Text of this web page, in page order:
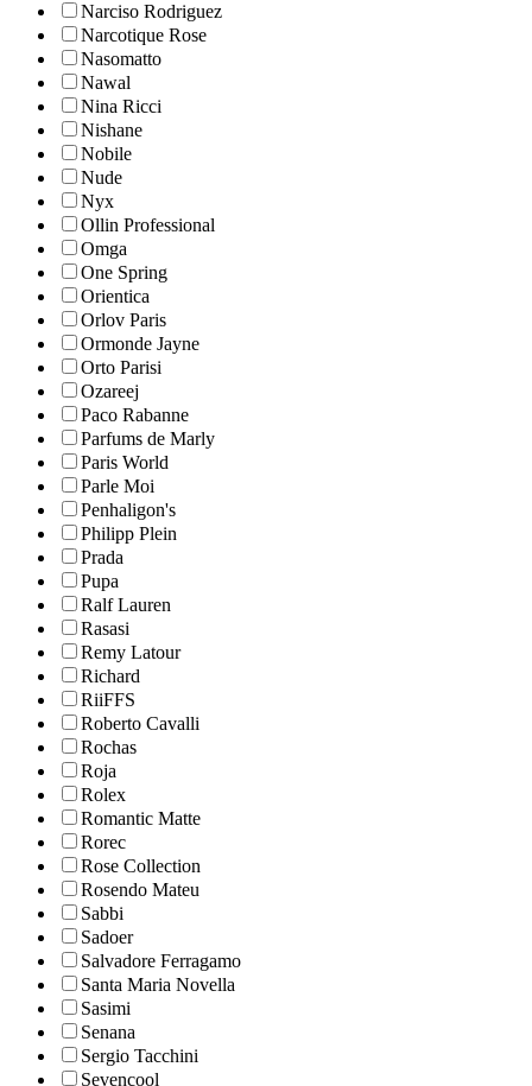
Narciso Rodriguez
Narcotique Rose
Nasomatto
Nawal
Nina Ricci
Nishane
Nobile
Nude
Nyx
Ollin Professional
Omga
One Spring
Orientica
Orlov Paris
Ormonde Jayne
Orto Parisi
Ozareej
Paco Rabanne
Parfums de Marly
Paris World
Parle Moi
Penhaligon's
Philipp Plein
Prada
Pupa
Ralf Lauren
Rasasi
Remy Latour
Richard
RiiFFS
Roberto Cavalli
Rochas
Roja
Rolex
Romantic Matte
Rorec
Rose Collection
Rosendo Mateu
Sabbi
Sadoer
Salvadore Ferragamo
Santa Maria Novella
Sasimi
Senana
Sergio Tacchini
Sevencool